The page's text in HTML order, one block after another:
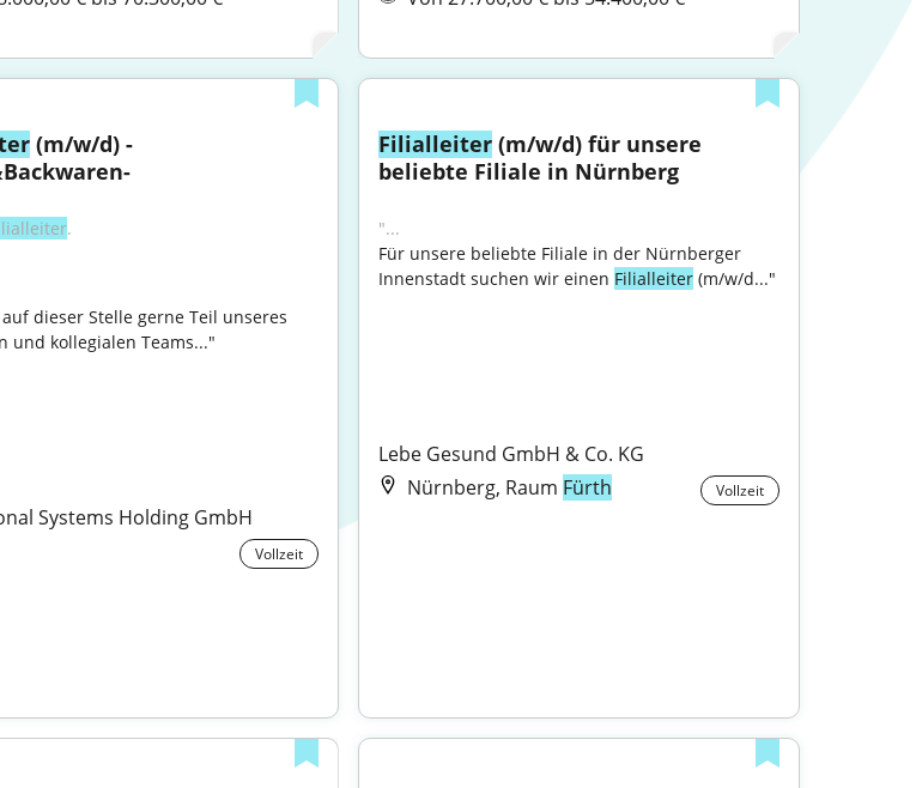
(m/w/d) -
.
dieser Stelle gerne Teil unseres
und kollegialen Teams..."
Systems Holding GmbH
Vollzeit
Filialleiter (m/w/d) für unsere
beliebte Filiale in Nürnberg
"...
Für unsere beliebte Filiale in der Nürnberger
Innenstadt suchen wir einen Filialleiter (m/w/d..."
Lebe Gesund GmbH & Co. KG
Nürnberg, Raum Fürth Vollzeit